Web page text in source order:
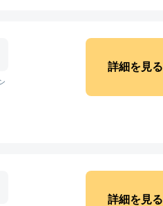
詳細を見る
詳細を見る